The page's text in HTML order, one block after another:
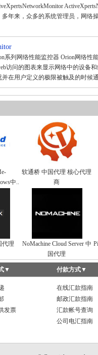
年来，众多的系统管理员，网络
系列网络性能监控器 Orion网络
访问的图表来显示网络中的设备
在用户定义的极限被触及的时候
中..
软通桥 中国代理 核心代理
商
代理
NoMachine Cloud Server 中
国代理
▼ 付款方式▼
在线汇款指南
邮政汇款指南
发票
汇款帐号查询
公司电汇指南